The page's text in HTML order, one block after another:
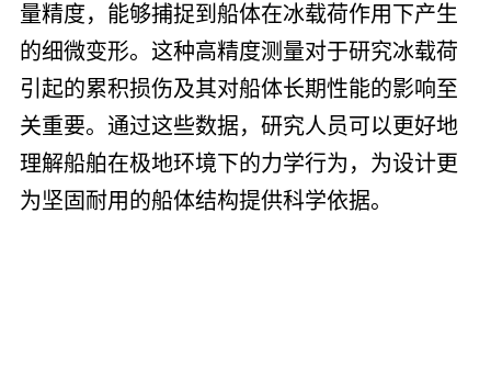
量精度，能够捕捉到船体在冰载荷作用下产生
的细微变形。这种高精度测量对于研究冰载荷
引起的累积损伤及其对船体长期性能的影响至
关重要。通过这些数据，研究人员可以更好地
理解船舶在极地环境下的力学行为，为设计更
为坚固耐用的船体结构提供科学依据。